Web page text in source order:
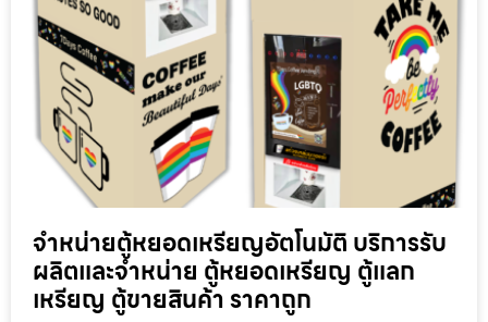
จำหน่ายตู้หยอดเหรียญ​อัตโนมัติ บริการรับ
ผลิตและจำหน่าย ตู้หยอดเหรียญ ตู้แลก
เหรียญ ตู้ขายสินค้า ราคาถูก